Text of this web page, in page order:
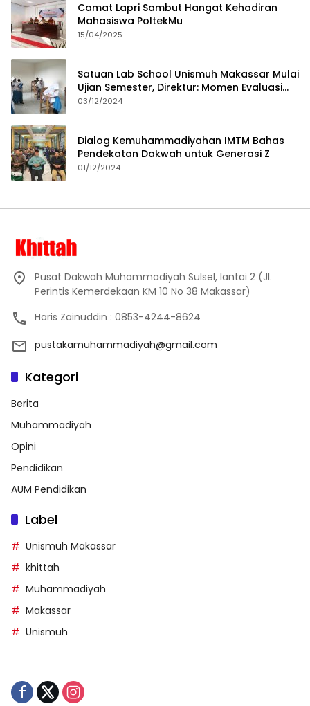
Camat Lapri Sambut Hangat Kehadiran
Mahasiswa PoltekMu
15/04/2025
Satuan Lab School Unismuh Makassar Mulai
Ujian Semester, Direktur: Momen Evaluasi
Proses Pembelajaran
03/12/2024
Dialog Kemuhammadiyahan IMTM Bahas
Pendekatan Dakwah untuk Generasi Z
01/12/2024
Pusat Dakwah Muhammadiyah Sulsel, lantai 2 (Jl.
Perintis Kemerdekaan KM 10 No 38 Makassar)
Haris Zainuddin : 0853-4244-8624
pustakamuhammadiyah@gmail.com
Kategori
Berita
Muhammadiyah
Opini
Pendidikan
AUM Pendidikan
Label
Unismuh Makassar
khittah
Muhammadiyah
Makassar
Unismuh